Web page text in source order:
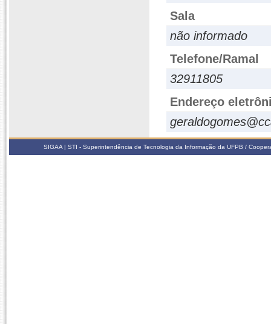
Sala
não informado
Telefone/Ramal
32911805
Endereço
SIGAA | STI - Superintendência de Tecnologia da Informação da UFPB /